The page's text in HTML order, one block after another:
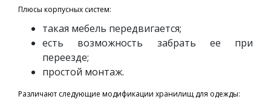
Плюсы корпусных систем:
такая мебель передвигается;
есть возможность забрать ее при
переезде;
простой монтаж.
Различают следующие модификации хранилищ для одежды: